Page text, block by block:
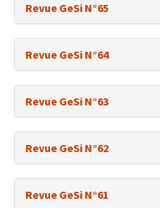
Revue GeSi N°65
Revue GeSi N°64
Revue GeSi N°63
Revue GeSi N°62
Revue GeSi N°61